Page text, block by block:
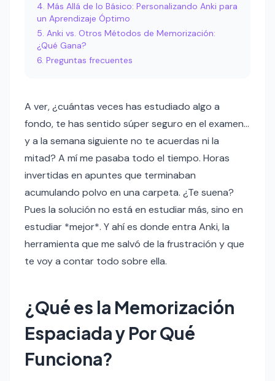
Más Allá de lo Básico: Personalizando Anki para
un Aprendizaje Óptimo
Anki vs. Otros Métodos de Memorización:
¿Qué Gana?
Preguntas frecuentes
A ver, ¿cuántas veces has estudiado algo a
fondo, te has sentido súper seguro en el examen…
y a la semana siguiente no te acuerdas ni la
mitad? A mí me pasaba todo el tiempo. Horas
invertidas en apuntes que terminaban
acumulando polvo en una carpeta. ¿Te suena?
Pues la solución no está en estudiar más, sino en
estudiar *mejor*. Y ahí es donde entra Anki, la
herramienta que me salvó de la frustración y que
te voy a contar todo sobre ella.
¿Qué es la Memorización
Espaciada y Por Qué
Funciona?